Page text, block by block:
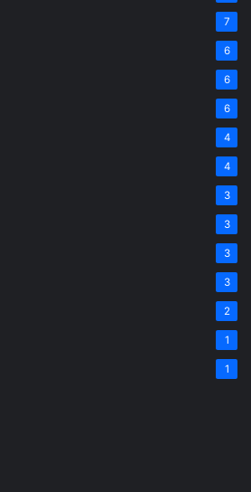
7
6
6
6
4
4
3
3
3
3
2
1
1